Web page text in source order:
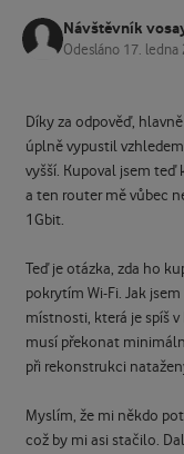
Návštěvník
Odesláno 17. ledna
Díky za odpověď,
úplně vypustil
vyšší. Kupoval jsem
a ten router mě vůbec
1Gbit.
Teď je otázka, zda ho
pokrytím Wi-Fi. Jak
místnosti, která je spíš
musí překonat
při rekonstrukci
Myslím, že mi někdo
což by mi asi stačilo.